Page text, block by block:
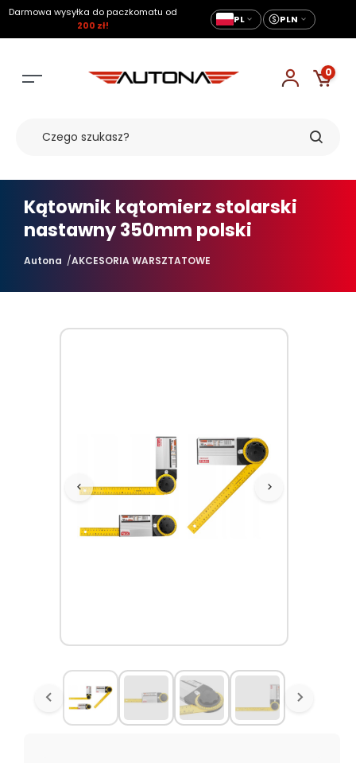
Darmowa wysyłka do paczkomatu od
200 zł!
PL PLN
0
Kątownik kątomierz stolarski
nastawny 350mm polski
Autona AKCESORIA WARSZTATOWE